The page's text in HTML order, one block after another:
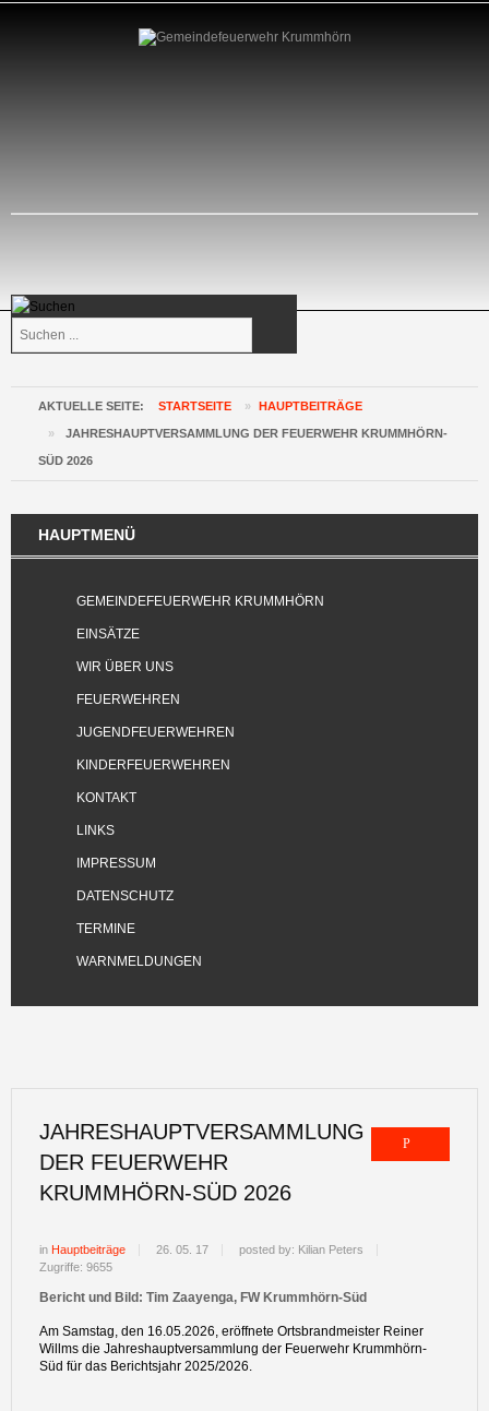
AKTUELLE SEITE: STARTSEITE » HAUPTBEITRÄGE
» JAHRESHAUPTVERSAMMLUNG DER FEUERWEHR KRUMMHÖRN-
SÜD 2026
HAUPTMENÜ
GEMEINDEFEUERWEHR KRUMMHÖRN
EINSÄTZE
WIR ÜBER UNS
FEUERWEHREN
JUGENDFEUERWEHREN
KINDERFEUERWEHREN
KONTAKT
LINKS
IMPRESSUM
DATENSCHUTZ
TERMINE
WARNMELDUNGEN
JAHRESHAUPTVERSAMMLUNG
DER FEUERWEHR
KRUMMHÖRN-SÜD 2026
in Hauptbeiträge 26. 05. 17
posted by: Kilian Peters
Zugriffe: 9655
Bericht und Bild: Tim Zaayenga, FW Krummhörn-Süd
Am Samstag, den 16.05.2026, eröffnete Ortsbrandmeister Reiner
Willms die Jahreshauptversammlung der Feuerwehr Krummhörn-
Süd für das Berichtsjahr 2025/2026.